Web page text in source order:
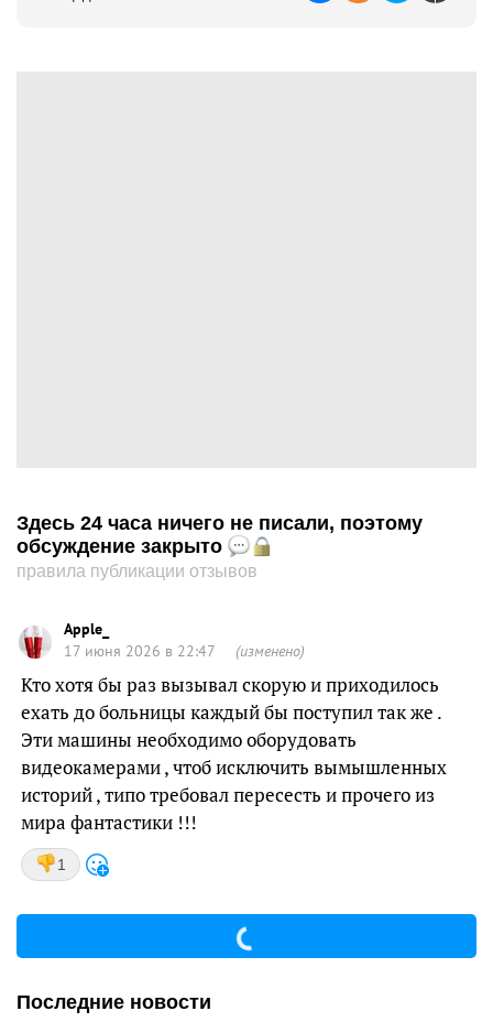
Здесь 24 часа ничего не писали, поэтому
обсуждение закрыто
правила публикации отзывов
Apple_
17 июня 2026 в 22:47
(изменено)
Кто хотя бы раз вызывал скорую и приходилось
ехать до больницы каждый бы поступил так же .
Эти машины необходимо оборудовать
видеокамерами , чтоб исключить вымышленных
историй , типо требовал пересесть и прочего из
мира фантастики !!!
1
Последние новости